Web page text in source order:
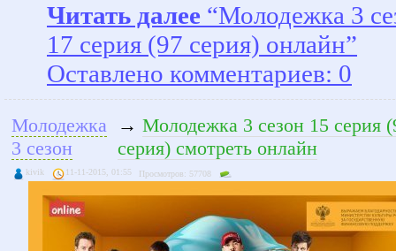
Читать далее “Молодежка 3
17 серия (97 серия) онлайн”
Оставлено комментариев: 0
Молодежка
3 сезон
→ Молодежка 3 сезон 15 серия
серия) смотреть онлайн
kivik 11-11-2015, 01:55 Просмотров: 57708